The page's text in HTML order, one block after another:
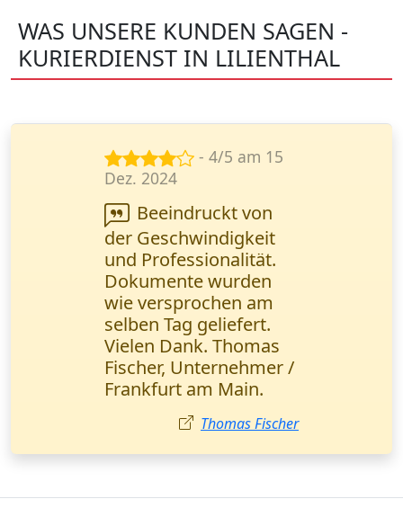
WAS UNSERE KUNDEN SAGEN -
KURIERDIENST IN LILIENTHAL
- 5/5 am 26
März 2024
Wanderfalke Kurier
hat meinen Tag
gerettet! Wichtige
Verträge wurden in 2
Stunden direkt ins
Büro geliefert. Alles
perfekt und schnell!
Anna Schmidt